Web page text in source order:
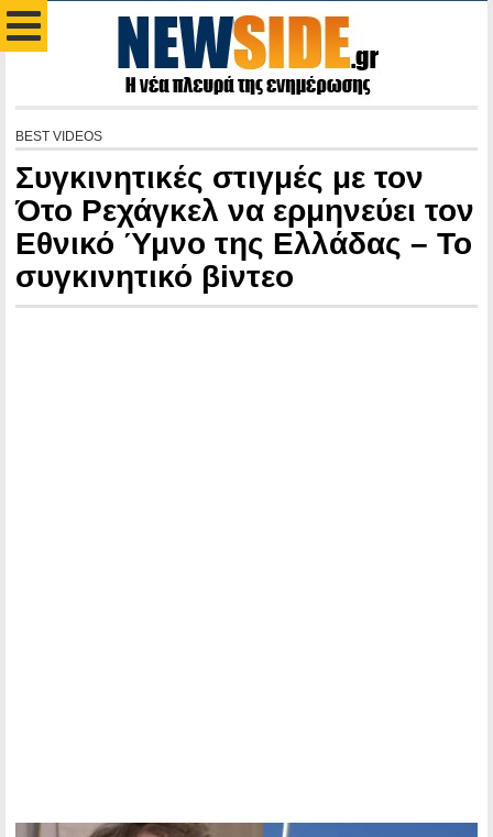
BEST VIDEOS
Συγκινητικές στιγμές με τον
Ότο Ρεχάγκελ να ερμηνεύει τον
Εθνικό Ύμνο της Ελλάδας – Το
συγκıνητικό βiντεο